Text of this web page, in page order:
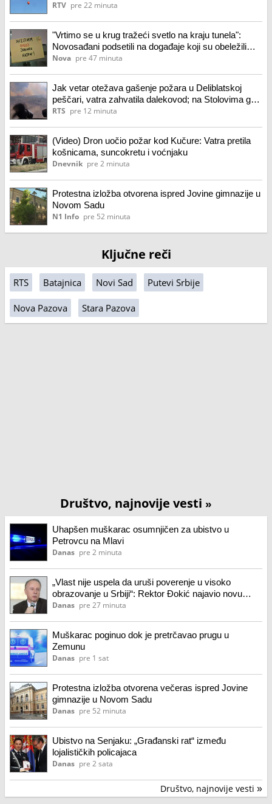
RTV pre 22 minuta
"Vrtimo se u krug tražeći svetlo na kraju tunela":
Novosađani podsetili na događaje koji su obeležili
poslednje dve godine u Jovinoj gimnaziji
Nova pre 47 minuta
Jak vetar otežava gašenje požara u Deliblatskoj
peščari, vatra zahvatila dalekovod; na Stolovima gori
trava i listopadna šuma
RTS pre 12 minuta
(Video) Dron uočio požar kod Kučure: Vatra pretila
košnicama, suncokretu i voćnjaku
Dnevnik pre 2 minuta
Protestna izložba otvorena ispred Jovine gimnazije u
Novom Sadu
N1 Info pre 52 minuta
Ključne reči
RTS Batajnica Novi Sad Putevi Srbije
Nova Pazova Stara Pazova
Društvo, najnovije vesti »
Uhapšen muškarac osumnjičen za ubistvo u
Petrovcu na Mlavi
Danas pre 2 minuta
„Vlast nije uspela da uruši poverenje u visoko
obrazovanje u Srbiji“: Rektor Đokić najavio novu
studentsku akciju na tribini u Vrbasu
Danas pre 27 minuta
Muškarac poginuo dok je pretrčavao prugu u
Zemunu
Danas pre 1 sat
Protestna izložba otvorena večeras ispred Jovine
gimnazije u Novom Sadu
Danas pre 52 minuta
Ubistvo na Senjaku: „Građanski rat“ između
lojalističkih policajaca
Danas pre 2 sata
Društvo, najnovije vesti »